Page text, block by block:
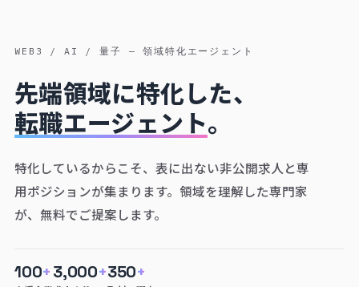
WEB3 / AI / 量子 — 領域特化エージェント
先端領域に特化した、
転職エージェント。
特化しているからこそ、表に出ない非公開求人と専
用ポジションが集まります。領域を理解した専門家
が、無料でご提案します。
100+3,000+350+